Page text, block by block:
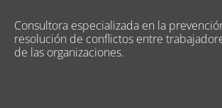
Consultora especializada en la
resolución de conflictos entre
de las organizaciones.